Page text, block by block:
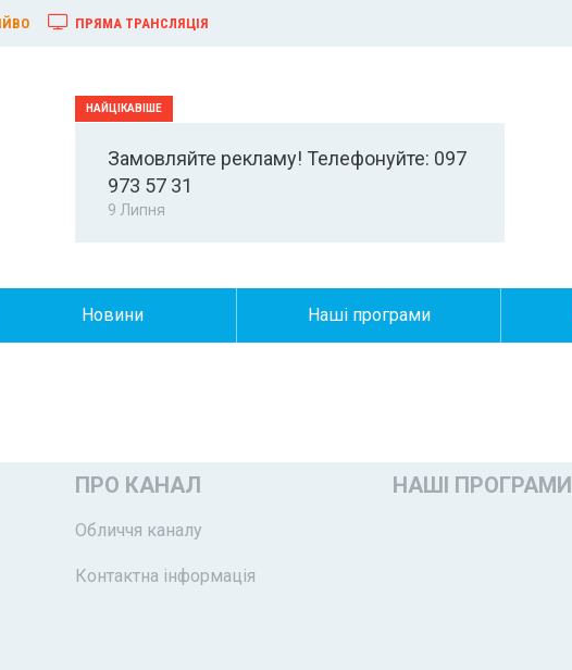
ПРЯМА ТРАНСЛЯЦІЯ
Замовляйте рекламу! Телефонуйте: 097
973 57 31
9 Липня
Новини Наші програми
ПРО КАНАЛ
Обличчя каналу
Контактна інформація
НАШІ ПРОГРАМИ